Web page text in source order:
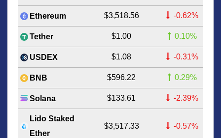
Ethereum $3,518.56 -0.62%
Tether $1.00 0.10%
USDEX $1.08 -0.31%
BNB $596.22 0.29%
Solana $133.61 -2.39%
Lido Staked
Ether
$3,517.33 -0.57%